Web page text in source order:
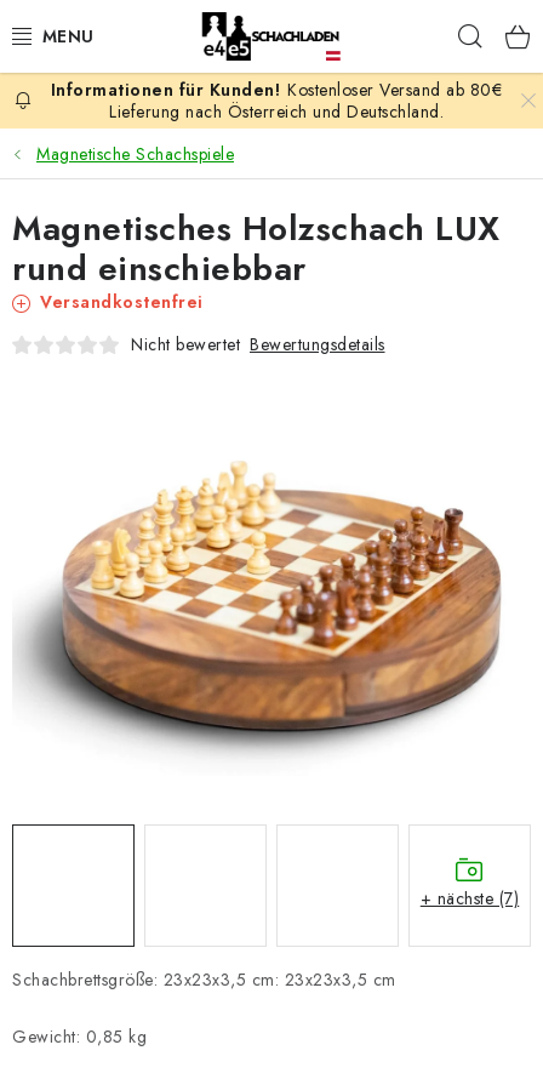
Inhalt
AKTION
SCHACHSPIELE
SCHACHFIGUREN
SCHACHBRETTER
SCHACHUHREN
SCHACH-ANTIQUITÄTENLADEN
SCHACH ONLINE
SCHACH-MERCH
SCHACH GESCHENKE
GESCHÄFTSBEDINGUNGEN
Kostenloser Versand ab 80€
Lieferung nach Österreich und Deutschland.
Magnetische Schachspiele
Schachbrettsgröße: 23x23x3,5 cm: 23x23x3,5 cm
Gewicht: 0,85 kg
Magnetisches Holzschach LUX
rund einschiebbar
Versandkostenfrei
Nicht bewertet Bewertungsdetails
+ nächste (7)